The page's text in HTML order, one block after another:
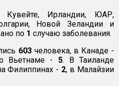
Ирландии, ЮАР,
Новой Зеландии и
по 1 случаю заболевания.
603человека, в Канаде -
Вьетнаме - 5. В Таиланде
Филиппинах - 2, в Малайзии